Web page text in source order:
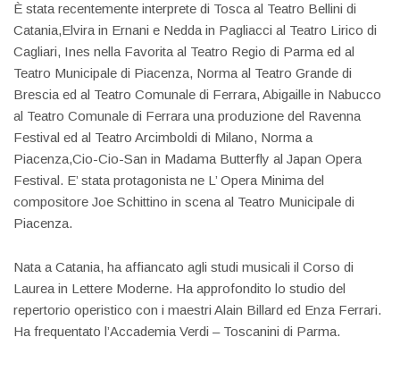
È stata recentemente interprete di Tosca al Teatro Bellini di
Catania,Elvira in Ernani e Nedda in Pagliacci al Teatro Lirico di
Cagliari, Ines nella Favorita al Teatro Regio di Parma ed al
Teatro Municipale di Piacenza, Norma al Teatro Grande di
Brescia ed al Teatro Comunale di Ferrara, Abigaille in Nabucco
al Teatro Comunale di Ferrara una produzione del Ravenna
Festival ed al Teatro Arcimboldi di Milano, Norma a
Piacenza,Cio-Cio-San in Madama Butterfly al Japan Opera
Festival. E’ stata protagonista ne L’ Opera Minima del
compositore Joe Schittino in scena al Teatro Municipale di
Piacenza.
Nata a Catania, ha affiancato agli studi musicali il Corso di
Laurea in Lettere Moderne. Ha approfondito lo studio del
repertorio operistico con i maestri Alain Billard ed Enza Ferrari.
Ha frequentato l’Accademia Verdi – Toscanini di Parma.